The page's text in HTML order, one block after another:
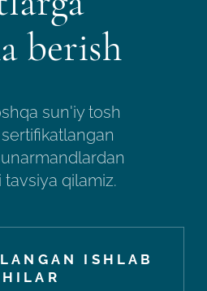
berish
sun'iy tosh
qilamiz.
ISHLAB